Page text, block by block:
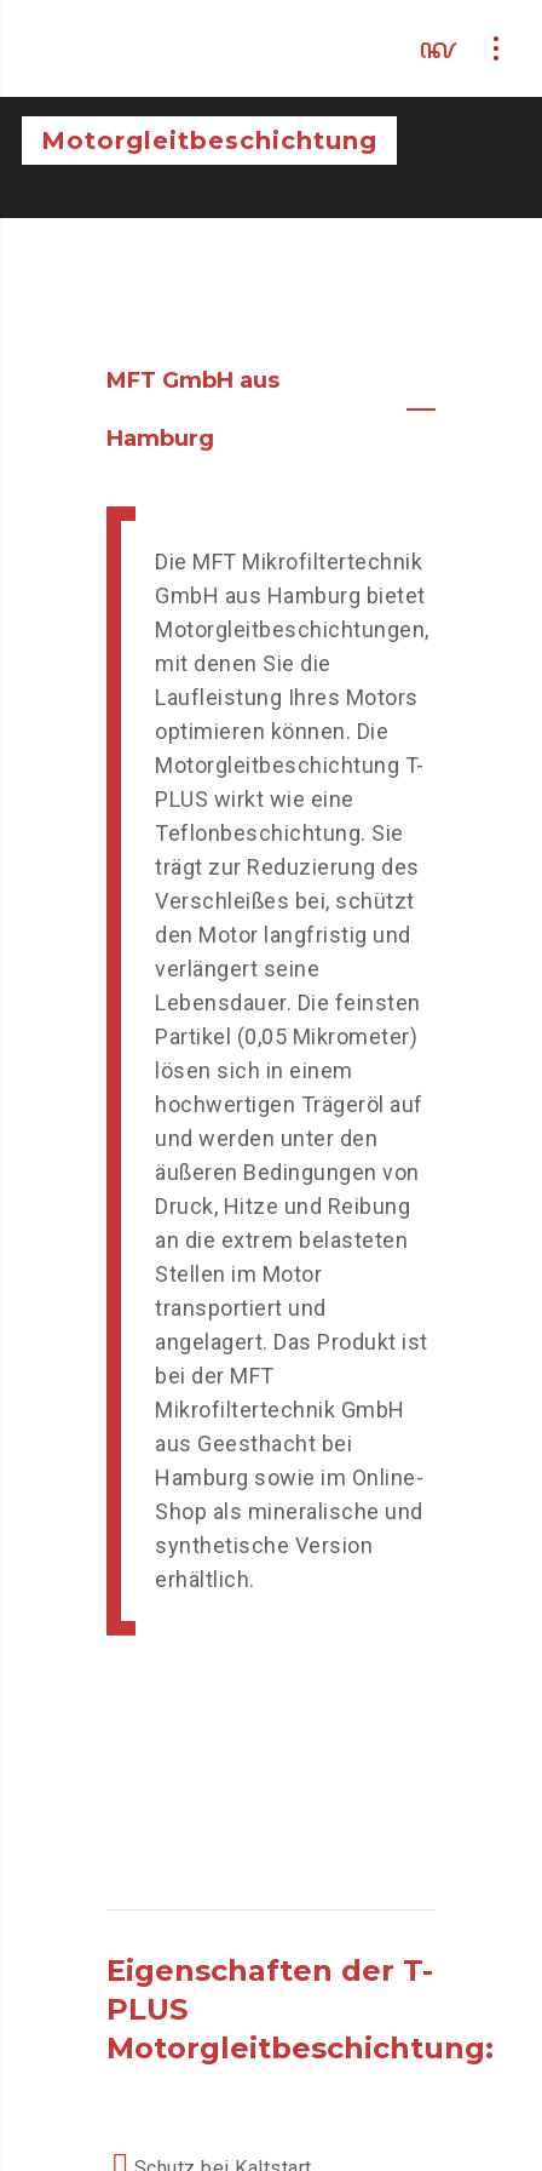
Motorgleitbeschichtung
MFT GmbH aus
Hamburg
Die MFT Mikrofiltertechnik
GmbH aus Hamburg bietet
Motorgleitbeschichtungen,
mit denen Sie die
Laufleistung Ihres Motors
optimieren können. Die
Motorgleitbeschichtung T-
PLUS wirkt wie eine
Teflonbeschichtung. Sie
trägt zur Reduzierung des
Verschleißes bei, schützt
den Motor langfristig und
verlängert seine
Lebensdauer. Die feinsten
Partikel (0,05 Mikrometer)
lösen sich in einem
hochwertigen Trägeröl auf
und werden unter den
äußeren Bedingungen von
Druck, Hitze und Reibung
an die extrem belasteten
Stellen im Motor
transportiert und
angelagert. Das Produkt ist
bei der MFT
Mikrofiltertechnik GmbH
aus Geesthacht bei
Hamburg sowie im Online-
Shop als mineralische und
synthetische Version
erhältlich.
Eigenschaften der T-
PLUS
Motorgleitbeschichtung: